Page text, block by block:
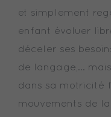
et simplement
enfant évoluer
déceler ses
de langage,…
dans sa motricité
mouvements de